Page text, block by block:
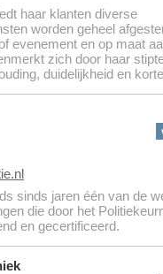
haar klanten diverse
worden geheel
evenement en op maat
zich door haar
duidelijkheid en
sinds jaren één van de
die door het
en gecertificeerd.